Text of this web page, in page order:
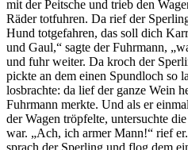
mit der Peitsche und trieb den
Räder totfuhren. Da rief der
Hund totgefahren, das soll dich
und Gaul,“ sagte der Fuhrmann,
und fuhr weiter. Da kroch der
pickte an dem einen Spundloch so
losbrachte: da lief der ganze Wein
Fuhrmann merkte. Und als er
der Wagen tröpfelte, untersuchte
war. „Ach, ich armer Mann!“ rief
sprach der Sperling und flog dem